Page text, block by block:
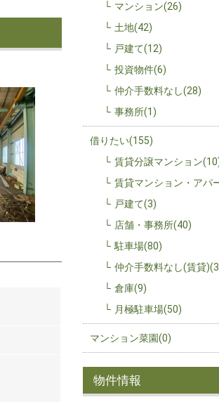
マンション(26)
土地(42)
戸建て(12)
投資物件(6)
仲介手数料なし(28)
事務所(1)
借りたい(155)
賃貸分譲マンション
賃貸マンション・アパ
戸建て(3)
店舗・事務所(40)
駐車場(80)
仲介手数料なし(賃貸
倉庫(9)
月極駐車場(50)
マンション菜園(0)
物件情報